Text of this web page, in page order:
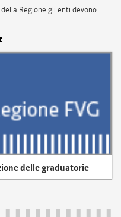
Regione gli enti devono
delle graduatorie